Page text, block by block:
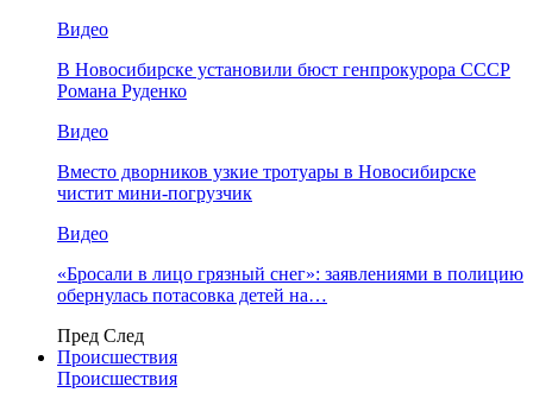
Видео
В Новосибирске установили бюст генпрокурора СССР
Романа Руденко
Видео
Вместо дворников узкие тротуары в Новосибирске
чистит мини-погрузчик
Видео
«Бросали в лицо грязный снег»: заявлениями в полицию
обернулась потасовка детей на…
Пред След
Происшествия
Происшествия